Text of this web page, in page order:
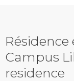
Campus
residence